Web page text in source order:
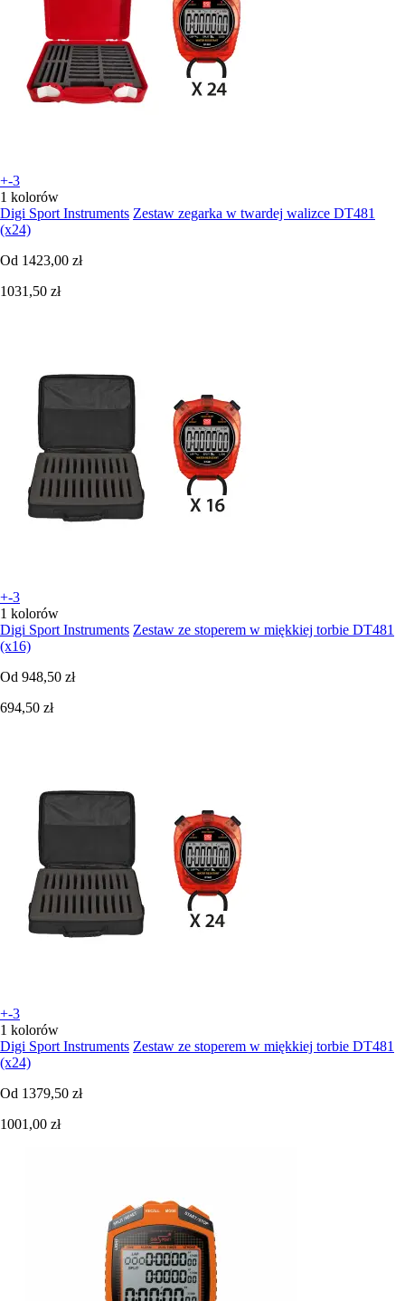
+-3
1 kolorów
Digi Sport Instruments Zestaw zegarka w twardej walizce DT481
(x24)
Od 1423,00 zł
1031,50 zł
+-3
1 kolorów
Digi Sport Instruments Zestaw ze stoperem w miękkiej torbie DT481
(x16)
Od 948,50 zł
694,50 zł
+-3
1 kolorów
Digi Sport Instruments Zestaw ze stoperem w miękkiej torbie DT481
(x24)
Od 1379,50 zł
1001,00 zł